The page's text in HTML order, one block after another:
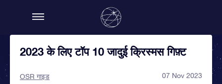
2023 के लिए टॉप 10 जादुई क्रिस्मस गिफ़्ट
OSR गाइड 07 Nov 2023